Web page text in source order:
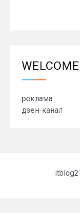
WELCOME
реклама
дзен-канал